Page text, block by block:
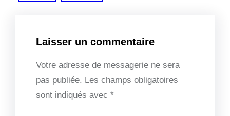
Laisser un commentaire
Votre adresse de messagerie ne sera
pas publiée. Les champs obligatoires
sont indiqués avec *